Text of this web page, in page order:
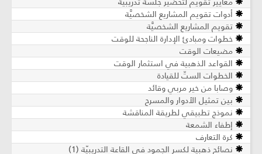
أدوات تقويم المشاريع الشخصيَّة
تقويم المشاريع الشخصيَّة
خطوات ومبادئ الإدارة الناجحة للوقت
مضيعات الوقت
القواعد الذهبية في استثمار الوقت
الخطوات الستّ للقيادة
وصابا من خير مربي وقائد
بين تمثيل الأدوار والمسرح
نموذج تطبيقي لطريقة المناقشة
إطفاء الشمعة
كرة التعارف
نصائح ذهبية لكسر الجمود في القاعة التدريبيّة (1)